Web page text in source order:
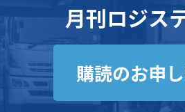
月刊ロジス
購読のお申